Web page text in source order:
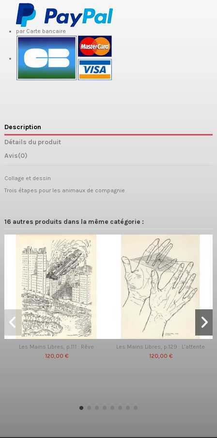
par Carte bancaire
Description
Détails du produit
Avis(0)
Collage et dessin
Trois étapes pour les animaux de compagnie
16 autres produits dans la même catégorie :
Les Mains Libres, p.111 : Rêve
120,00 €
Les Mains Libres, p.129 : L’attente
120,00 €